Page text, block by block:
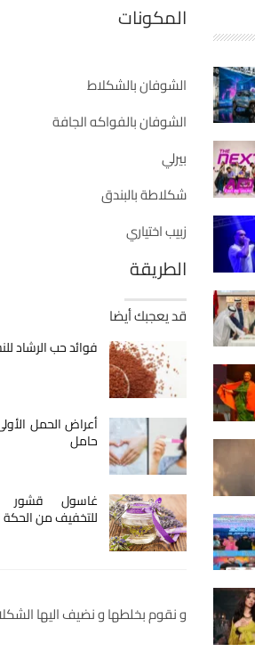
المكونات
الشوفان بالشكلاط
الشوفان بالفواكه الجافة
بيرلي
شكلاطة بالبندق
زبيب اختياري
الطريقة
قد يعجبك أيضا
فوائد حب الرشاد
أعراض الحمل
حامل
غاسول قشور
للتخفيف من الحكة
و نقوم بخلطها و نضيف اليها